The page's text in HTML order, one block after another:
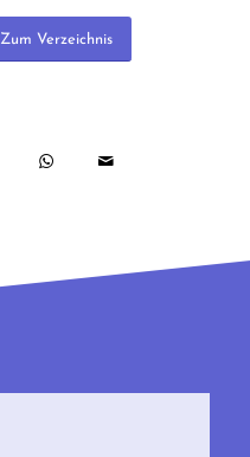
Zum Verzeichnis